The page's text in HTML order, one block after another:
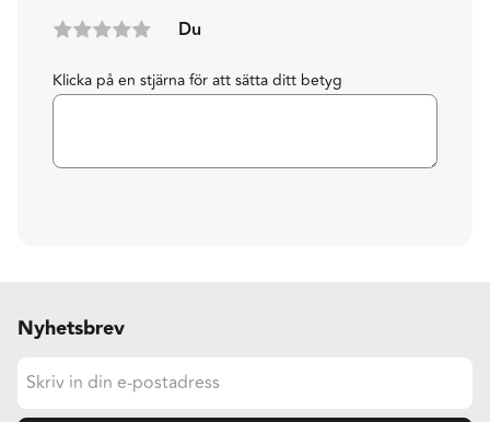
Du
Klicka på en stjärna för att sätta ditt betyg
Nyhetsbrev